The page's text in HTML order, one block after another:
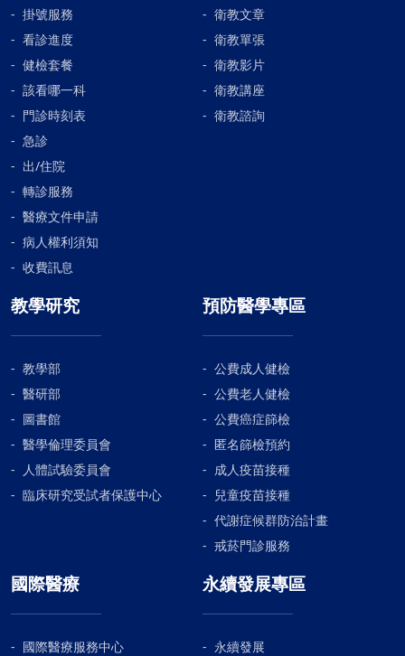
間，傷口完全癒合。燙傷送醫後最常忽略的事「沖、
脫、泡、蓋、送」，這五字口訣，仍然是燙傷的基本處
理原則。 尤其是第一個〝沖〞，是降溫、停損最重要的
動作。燙傷嚴重程度，除了傷害的面積大小之外，燙傷
的深度，也是預後的重要考量之一。面積的大小，會影
響體液水分流失的多寡，如流失得太多，則容易會有低
血容積休克的風險。而受傷的深度，則會影響到未來傷
口癒合的快慢和處理的複雜程度、疤痕影響程度、更甚
是感染及敗血性休克的風險。燙傷範圍，通常在一開始
就已經發生和確定了，但是深度，卻是可以持續進行
的。所以，如何盡早停止熱度的持續傷害，做好停損的
動作，是發生燙傷後，我們可以做的第一步，且是最重
要的事情。降溫(沖冷水或冰敷)，通常需要2-3天，如沒
有再出現新長的水泡，或是水泡沒有再持續脹大，且不
再覺得傷口處熱熱痛痛的，大概可以判定，已經沒有餘
熱持續傷害皮膚，便可以停止冰敷了。而傷口最好的癒
合過程，並不是讓它乾燥結痂，再慢慢等痂皮脫落，而
是直接長新皮出來，讓新的皮膚覆蓋住傷口。這樣的過
程不僅癒合時間比較短，也較不容易留下明顯的疤痕。
現代新的科技敷料，幾乎可以模擬取代皮膚的大部分功
能。在敷料的保護下，讓上皮細胞可以安穩的生長移
行，好好的覆蓋住傷口，將破損的皮膚修補完成。這三
位患者，經過衛教指導，持續冰敷2-3天後，很幸運的都
只有表皮和部分真皮層的缺損，屬於淺2度燙傷，並使
用了矽膠泡棉敷料，加強傷口的保濕和保護，新的上皮
很快就長出來，在兩週內都癒合了。之後只要做好疤痕
保養的工作，受傷的部位也會幾乎看不到痕跡的。~ 如
有相關問題，歡迎洽詢本院傷造口照護中心 ~向上院
區:04-26625111分機1210大甲院區:04-26885599分機
5226
掛號服務
看診進度
健檢套餐
該看哪一科
門診時刻表
急診
出/住院
轉診服務
醫療文件申請
病人權利須知
收費訊息
衛教文章
衛教單張
衛教影片
衛教講座
衛教諮詢
教學研究
教學部
醫研部
圖書館
醫學倫理委員會
人體試驗委員會
臨床研究受試者保護中心
預防醫學專區
公費成人健檢
公費老人健檢
公費癌症篩檢
匿名篩檢預約
成人疫苗接種
兒童疫苗接種
代謝症候群防治計畫
戒菸門診服務
國際醫療
國際醫療服務中心
永續發展專區
永續發展